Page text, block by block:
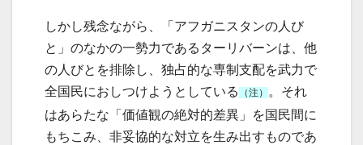
しかし残念ながら、「アフガニスタンの人び
と」のなかの一勢力であるターリバーンは、他
の人びとを排除し、独占的な専制支配を武力で
全国民におしつけようとしている
（注）
。それ
はあらたな「価値観の絶対的差異」を国民間に
もちこみ、非妥協的な対立を生み出すものであ